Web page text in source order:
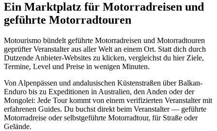
Ein Marktplatz für Motorradreisen und
geführte Motorradtouren
Motourismo bündelt geführte Motorradreisen und Motorradtouren
geprüfter Veranstalter aus aller Welt an einem Ort. Statt dich durch
Dutzende Anbieter-Websites zu klicken, vergleichst du hier Ziele,
Termine, Level und Preise in wenigen Minuten.
Von Alpenpässen und andalusischen Küstenstraßen über Balkan-
Enduro bis zu Expeditionen in Australien, den Anden oder der
Mongolei: Jede Tour kommt von einem verifizierten Veranstalter mit
erfahrenen Guides. Du buchst direkt beim Veranstalter — geführte
Motorradreise oder selbstgeführte Motorradtour, für Straße oder
Gelände.